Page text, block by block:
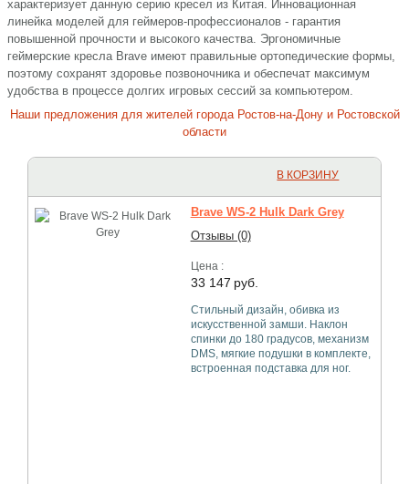
характеризует данную серию кресел из Китая. Инновационная
линейка моделей для геймеров-профессионалов - гарантия
повышенной прочности и высокого качества. Эргономичные
геймерские кресла Brave имеют правильные ортопедические формы,
поэтому сохранят здоровье позвоночника и обеспечат максимум
удобства в процессе долгих игровых сессий за компьютером.
Наши предложения для жителей города Ростов-на-Дону и Ростовской
области
В КОРЗИНУ
Brave WS-2 Hulk Dark Grey
Отзывы (0)
Цена :
33 147 руб.
Стильный дизайн, обивка из
искусственной замши. Наклон
спинки до 180 градусов, механизм
DMS, мягкие подушки в комплекте,
встроенная подставка для ног.